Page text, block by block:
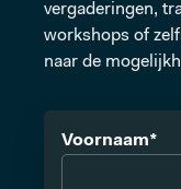
vergaderingen,
workshops of
naar de
Voornaam*